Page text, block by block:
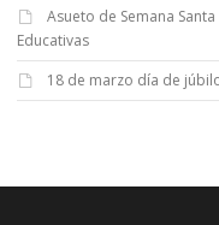
Asueto de Semana
Educativas
18 de marzo día de